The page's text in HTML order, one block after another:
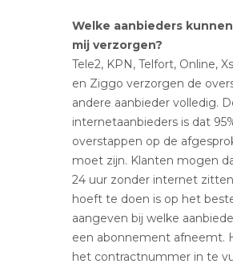
Welke aanbieders
mij verzorgen?
Tele2, KPN, Telfort, Online,
en Ziggo verzorgen de
andere aanbieder volledig.
internetaanbieders is dat
overstappen op de
moet zijn. Klanten mogen
24 uur zonder internet
hoeft te doen is op het
aangeven bij welke
een abonnement afneemt.
het contractnummer in te